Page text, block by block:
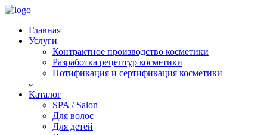
Главная
Услуги
Контрактное производство косметики
Разработка рецептур косметики
Нотификация и сертификация косметики
Каталог
SPA / Salon
Для волос
Для детей